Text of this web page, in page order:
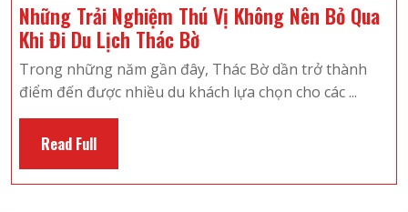
Những Trải Nghiệm Thú Vị Không Nên Bỏ Qua
Khi Đi Du Lịch Thác BờNhững
Trải
Nghiệm
Nên
Trong những năm gần đây, Thác Bờ dần trở thành
điểm đến được nhiều du khách lựa chọn cho các ...
Read FullRead
Full